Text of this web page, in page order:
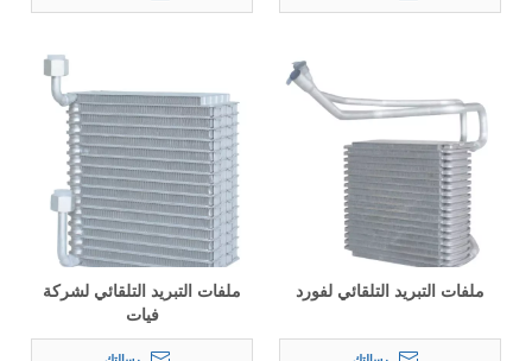
ملفات التبريد التلقائي لفورد
ملفات التبريد التلقائي لشركة
فيات